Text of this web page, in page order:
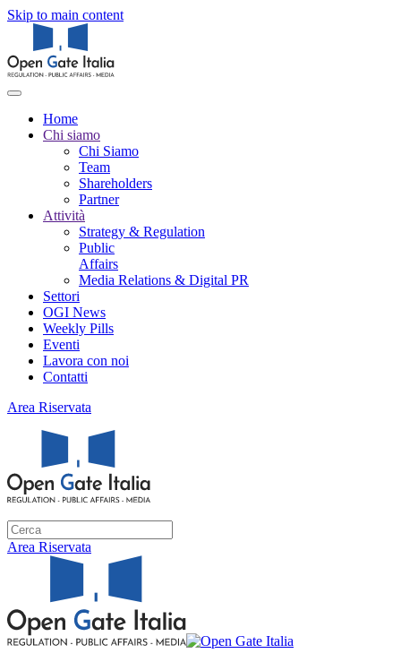
Skip to main content
Home
Chi siamo
Chi Siamo
Team
Shareholders
Partner
Attività
Strategy & Regulation
Public
Affairs
Media Relations & Digital PR
Settori
OGI News
Weekly Pills
Eventi
Lavora con noi
Contatti
Area Riservata
Area Riservata